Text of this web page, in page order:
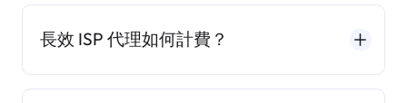
長效 ISP 代理如何計費？